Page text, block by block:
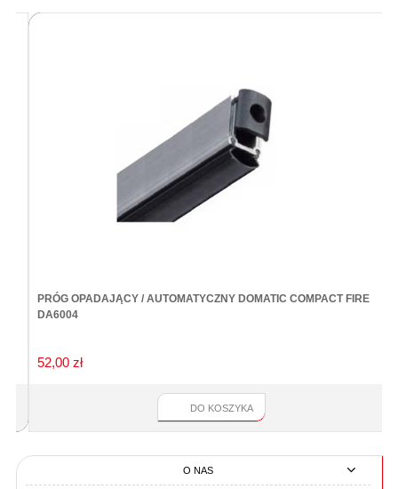
PRÓG OPADAJĄCY / AUTOMATYCZNY DOMATIC COMPACT FIRE
DA6004
52,00 zł
DO KOSZYKA
O NAS